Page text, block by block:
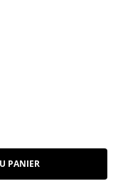
PANIER